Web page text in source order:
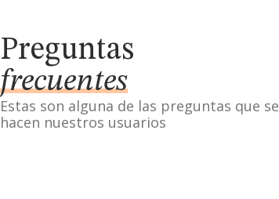
Preguntas
frecuentes
Estas son alguna de las preguntas que se
hacen nuestros usuarios